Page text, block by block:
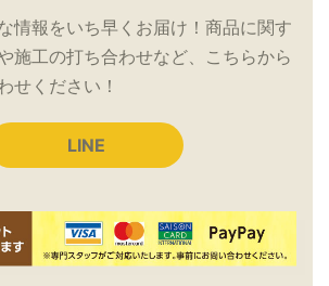
情報をいち早くお届け！商品に関す
施工の打ち合わせなど、こちらから
せください！
LINE